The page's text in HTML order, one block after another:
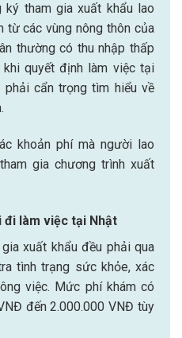
tham gia xuất khẩu lao
từ các vùng nông thôn của
thường có thu nhập thấp
quyết định làm việc tại
cẩn trọng tìm hiểu về
khoản phí mà người lao
gia chương trình xuất
đi làm việc tại Nhật
xuất khẩu đều phải qua
tình trạng sức khỏe, xác
việc. Mức phí khám có
đến 2.000.000 VNĐ tùy